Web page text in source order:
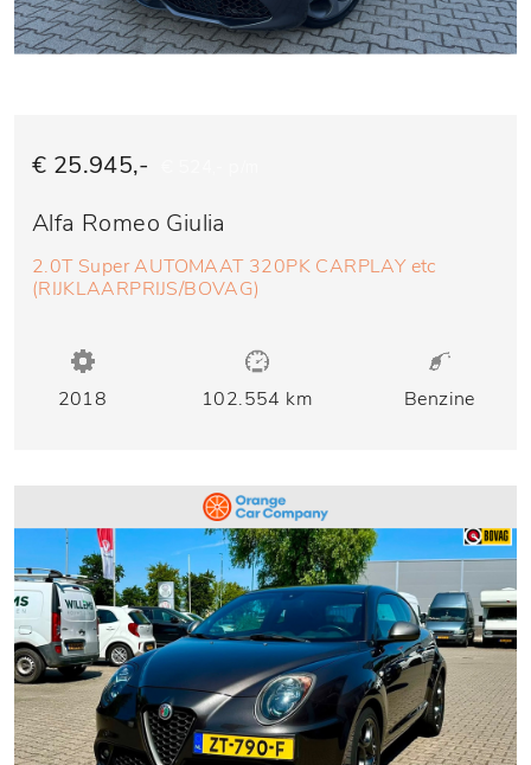
€ 25.945,-
Alfa Romeo Giulia
2.0T Super AUTOMAAT 320PK CARPLAY etc
(RIJKLAARPRIJS/BOVAG)
2018 102.554 km Benzine